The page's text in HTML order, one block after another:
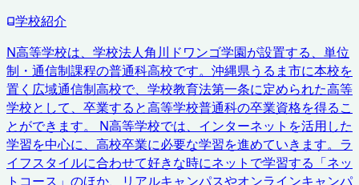
学校紹介
N高等学校は、学校法人角川ドワンゴ学園が設置する、単位
制・通信制課程の普通科高校です。沖縄県うるま市に本校を
置く広域通信制高校で、学校教育法第一条に定められた高等
学校として、卒業すると高等学校普通科の卒業資格を得るこ
とができます。 N高等学校では、インターネットを活用した
学習を中心に、高校卒業に必要な学習を進めていきます。ラ
イフスタイルに合わせて好きな時にネットで学習する「ネッ
トコース」のほか、リアルキャンパスやオンラインキャンパ